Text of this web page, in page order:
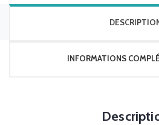
INFORMATIONS